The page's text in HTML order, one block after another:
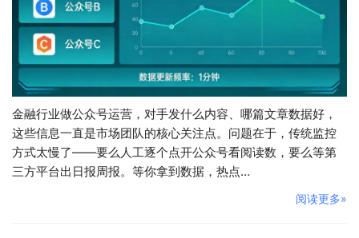
金融行业做公众号运营，对手发什么内容、哪篇文章数据好，
这些信息一直是市场团队的核心关注点。问题在于，传统监控
方式太慢了——要么人工逐个点开公众号看阅读数，要么等第
三方平台出日报周报。等你拿到数据，热点…
阅读更多»